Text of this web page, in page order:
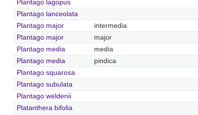
Plantago lagopus
Plantago lanceolata
Plantago major
intermedia
Plantago major
major
Plantago media
media
Plantago media
pindica
Plantago squarosa
Plantago subulata
Plantago weldenii
Platanthera bifolia